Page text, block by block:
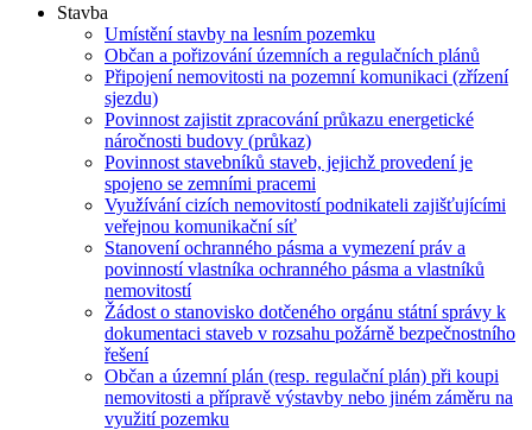
Stavba
Umístění stavby na lesním pozemku
Občan a pořizování územních a regulačních plánů
Připojení nemovitosti na pozemní komunikaci (zřízení
sjezdu)
Povinnost zajistit zpracování průkazu energetické
náročnosti budovy (průkaz)
Povinnost stavebníků staveb, jejichž provedení je
spojeno se zemními pracemi
Využívání cizích nemovitostí podnikateli zajišťujícími
veřejnou komunikační síť
Stanovení ochranného pásma a vymezení práv a
povinností vlastníka ochranného pásma a vlastníků
nemovitostí
Žádost o stanovisko dotčeného orgánu státní správy k
dokumentaci staveb v rozsahu požárně bezpečnostního
řešení
Občan a územní plán (resp. regulační plán) při koupi
nemovitosti a přípravě výstavby nebo jiném záměru na
využití pozemku